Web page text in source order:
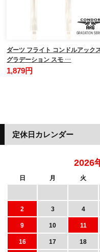
ダーツ フライト コンドルアック
グラデーション スモ …
1,879円
定休日カレンダー
2026
日 月 火
2
3 4
9
10 11
16
17 18